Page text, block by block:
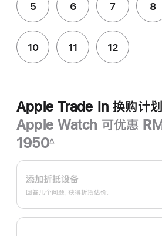
5 6 7 8
10 11 12
Apple Trade In 换购计划
Apple Watch 可优惠
1950
注
∆
Apple
Trade
换
购
添加折抵设备
回答几个问题，获得折抵估价。